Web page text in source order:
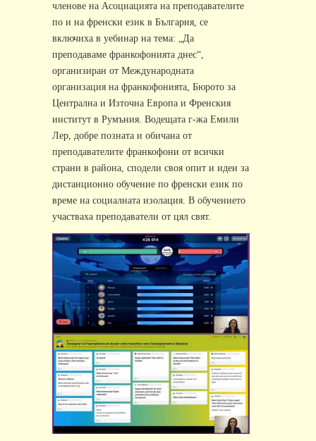
членове на Асоциацията на преподавателите
по и на френски език в България, се
включиха в уебинар на тема: „Да
преподаваме франкофонията днес“,
организиран от Международната
организация на франкофонията, Бюрото за
Централна и Източна Европа и Френския
институт в Румъния. Водещата г-жа Емили
Лер, добре позната и обичана от
преподавателите франкофони от всички
страни в района, сподели своя опит и идеи за
дистанционно обучение по френски език по
време на социалната изолация. В обучението
участваха преподаватели от цял свят.